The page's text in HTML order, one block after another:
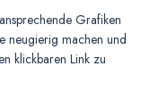
Grafiken
neugierig machen und
klickbaren Link zu